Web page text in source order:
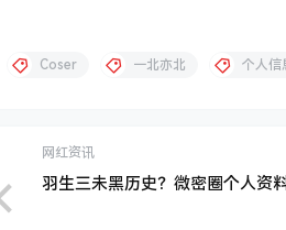
Coser 一北亦北 个人信
网红资讯
羽生三未黑历史？微密圈个人资料